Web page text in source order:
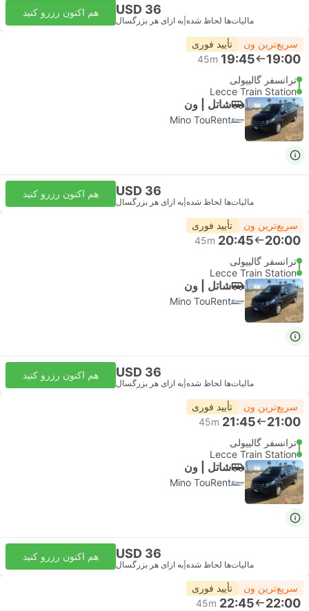
USD 36
مالیات‌ها لحاظ شده به ازای هر بزرگسال
هم اکنون رزرو کنید
سریع‌ترین ون تأیید فوری
19:00
19:45
45m
ترانسفر گالیپولی
Lecce Train Station
شاتل | ون
Mino TouRent
USD 36
مالیات‌ها لحاظ شده به ازای هر بزرگسال
هم اکنون رزرو کنید
سریع‌ترین ون تأیید فوری
20:00
20:45
45m
ترانسفر گالیپولی
Lecce Train Station
شاتل | ون
Mino TouRent
USD 36
مالیات‌ها لحاظ شده به ازای هر بزرگسال
هم اکنون رزرو کنید
سریع‌ترین ون تأیید فوری
21:00
21:45
45m
ترانسفر گالیپولی
Lecce Train Station
شاتل | ون
Mino TouRent
USD 36
مالیات‌ها لحاظ شده به ازای هر بزرگسال
هم اکنون رزرو کنید
سریع‌ترین ون تأیید فوری
22:00
22:45
45m